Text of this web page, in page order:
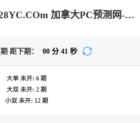
免费预测：28YC.COm 加拿大PC预测网-加拿大pc在线预测结果|加拿大预测_专注研究加拿大预测!
期 距下期： 00 分 41 秒
大单 未开: 6期
大双 未开: 2期
小双 未开: 12期